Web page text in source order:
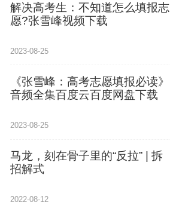
解决高考生：不知道怎么填报志
愿?张雪峰视频下载
2023-08-25
《张雪峰：高考志愿填报必读》
音频全集百度云百度网盘下载
2023-08-25
马龙，刻在骨子里的“反拉” | 拆
招解式
2022-08-12